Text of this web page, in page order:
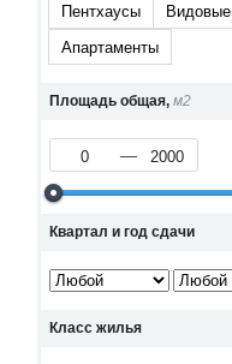
Пентхаусы
Видовые
Апартаменты
Площадь общая, м2
Квартал и год сдачи
Класс жилья